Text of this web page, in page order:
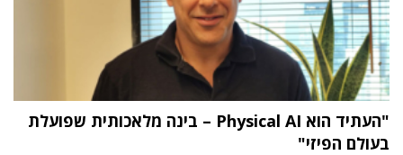
"העתיד הוא Physical AI – בינה מלאכותית שפועלת
בעולם הפיזי"